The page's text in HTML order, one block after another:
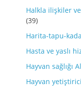
Halkla ilişkiler
(39)
Harita-tapu-
Hasta ve yaslı
Hayvan sağlığı
Hayvan